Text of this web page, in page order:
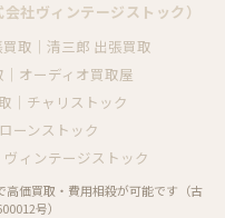
社ヴィンテージストック）
取｜清三郎 出張買取
オーディオ買取屋
｜チャリストック
ーンストック
ィンテージストック
価買取・費用相殺が可能です（古
号）